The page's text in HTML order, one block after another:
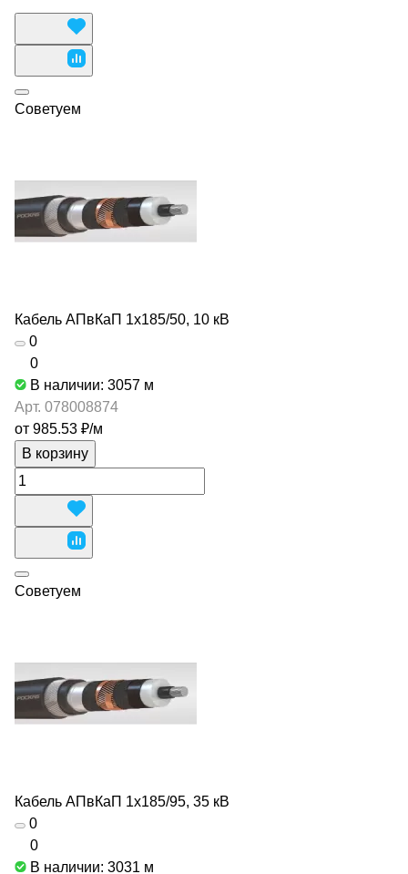
Советуем
Кабель АПвКаП 1х185/50, 10 кВ
0
0
В наличии: 3057 м
Арт. 078008874
от 985.53 ₽/м
В корзину
Советуем
Кабель АПвКаП 1х185/95, 35 кВ
0
0
В наличии: 3031 м